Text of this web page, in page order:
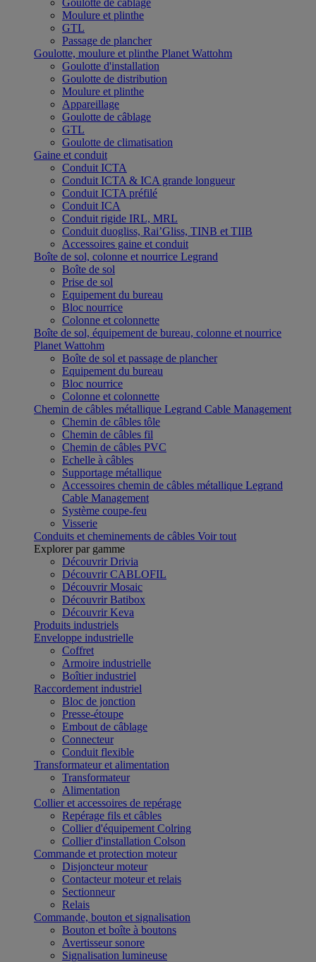
Goulotte de câblage
Moulure et plinthe
GTL
Passage de plancher
Goulotte, moulure et plinthe Planet Wattohm
Goulotte d'installation
Goulotte de distribution
Moulure et plinthe
Appareillage
Goulotte de câblage
GTL
Goulotte de climatisation
Gaine et conduit
Conduit ICTA
Conduit ICTA & ICA grande longueur
Conduit ICTA préfilé
Conduit ICA
Conduit rigide IRL, MRL
Conduit duogliss, Rai’Gliss, TINB et TIIB
Accessoires gaine et conduit
Boîte de sol, colonne et nourrice Legrand
Boîte de sol
Prise de sol
Equipement du bureau
Bloc nourrice
Colonne et colonnette
Boîte de sol, équipement de bureau, colonne et nourrice
Planet Wattohm
Boîte de sol et passage de plancher
Equipement du bureau
Bloc nourrice
Colonne et colonnette
Chemin de câbles métallique Legrand Cable Management
Chemin de câbles tôle
Chemin de câbles fil
Chemin de câbles PVC
Echelle à câbles
Supportage métallique
Accessoires chemin de câbles métallique Legrand
Cable Management
Système coupe-feu
Visserie
Conduits et cheminements de câbles Voir tout
Explorer par gamme
Découvrir Drivia
Découvrir CABLOFIL
Découvrir Mosaic
Découvrir Batibox
Découvrir Keva
Produits industriels
Enveloppe industrielle
Coffret
Armoire industrielle
Boîtier industriel
Raccordement industriel
Bloc de jonction
Presse-étoupe
Embout de câblage
Connecteur
Conduit flexible
Transformateur et alimentation
Transformateur
Alimentation
Collier et accessoires de repérage
Repérage fils et câbles
Collier d'équipement Colring
Collier d'installation Colson
Commande et protection moteur
Disjoncteur moteur
Contacteur moteur et relais
Sectionneur
Relais
Commande, bouton et signalisation
Bouton et boîte à boutons
Avertisseur sonore
Signalisation lumineuse